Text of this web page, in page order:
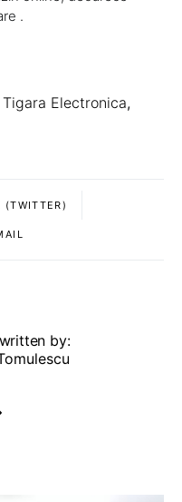
.
Tigara Electronica,
(TWITTER)
by: